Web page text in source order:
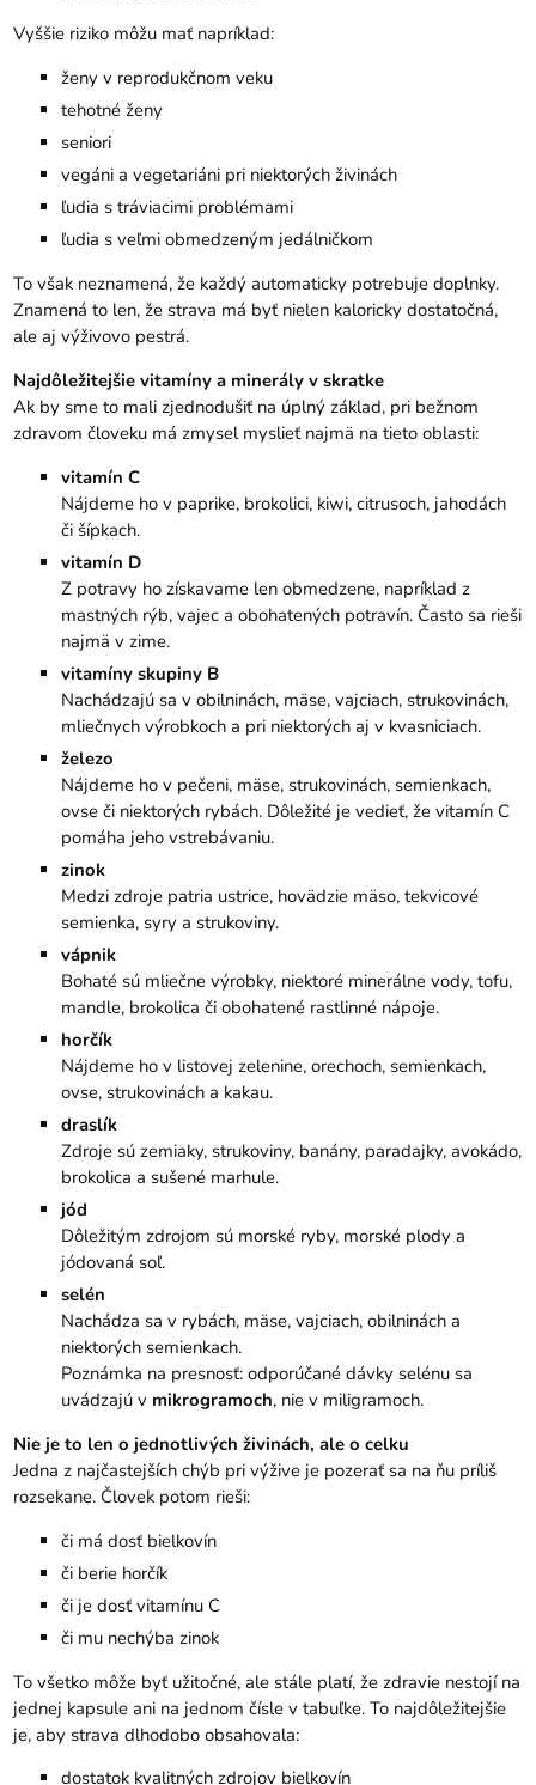
Vyššie riziko môžu mať napríklad:
ženy v reprodukčnom veku
tehotné ženy
seniori
vegáni a vegetariáni pri niektorých živinách
ľudia s tráviacimi problémami
ľudia s veľmi obmedzeným jedálničkom
To však neznamená, že každý automaticky potrebuje doplnky.
Znamená to len, že strava má byť nielen kaloricky dostatočná,
ale aj výživovo pestrá.
Najdôležitejšie vitamíny a minerály v skratke
Ak by sme to mali zjednodušiť na úplný základ, pri bežnom
zdravom človeku má zmysel myslieť najmä na tieto oblasti:
vitamín C
Nájdeme ho v paprike, brokolici, kiwi, citrusoch, jahodách
či šípkach.
vitamín D
Z potravy ho získavame len obmedzene, napríklad z
mastných rýb, vajec a obohatených potravín. Často sa rieši
najmä v zime.
vitamíny skupiny B
Nachádzajú sa v obilninách, mäse, vajciach, strukovinách,
mliečnych výrobkoch a pri niektorých aj v kvasniciach.
železo
Nájdeme ho v pečeni, mäse, strukovinách, semienkach,
ovse či niektorých rybách. Dôležité je vedieť, že vitamín C
pomáha jeho vstrebávaniu.
zinok
Medzi zdroje patria ustrice, hovädzie mäso, tekvicové
semienka, syry a strukoviny.
vápnik
Bohaté sú mliečne výrobky, niektoré minerálne vody, tofu,
mandle, brokolica či obohatené rastlinné nápoje.
horčík
Nájdeme ho v listovej zelenine, orechoch, semienkach,
ovse, strukovinách a kakau.
draslík
Zdroje sú zemiaky, strukoviny, banány, paradajky, avokádo,
brokolica a sušené marhule.
jód
Dôležitým zdrojom sú morské ryby, morské plody a
jódovaná soľ.
selén
Nachádza sa v rybách, mäse, vajciach, obilninách a
niektorých semienkach.
Poznámka na presnosť: odporúčané dávky selénu sa
uvádzajú v mikrogramoch, nie v miligramoch.
Nie je to len o jednotlivých živinách, ale o celku
Jedna z najčastejších chýb pri výžive je pozerať sa na ňu príliš
rozsekane. Človek potom rieši:
či má dosť bielkovín
či berie horčík
či je dosť vitamínu C
či mu nechýba zinok
To všetko môže byť užitočné, ale stále platí, že zdravie nestojí na
jednej kapsule ani na jednom čísle v tabuľke. To najdôležitejšie
je, aby strava dlhodobo obsahovala:
dostatok kvalitných zdrojov bielkovín